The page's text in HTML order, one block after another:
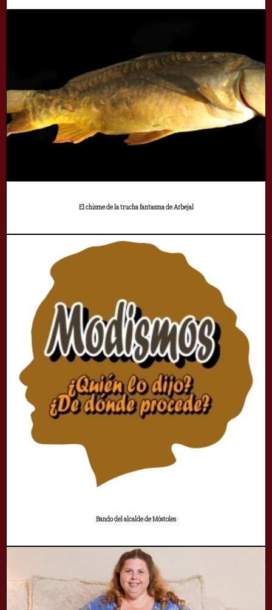
El chisme de la trucha fantasma de Arbejal
Bando del alcalde de Móstoles